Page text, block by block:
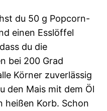
du 50 g Popcorn-
einen Esslöffel
du die
bei 200 Grad
Körner zuverlässig
den Mais mit dem Öl
heißen Korb. Schon